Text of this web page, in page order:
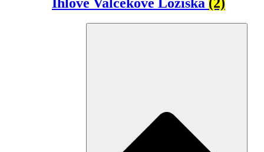
Ihlové Valčekové Ložiská (2)